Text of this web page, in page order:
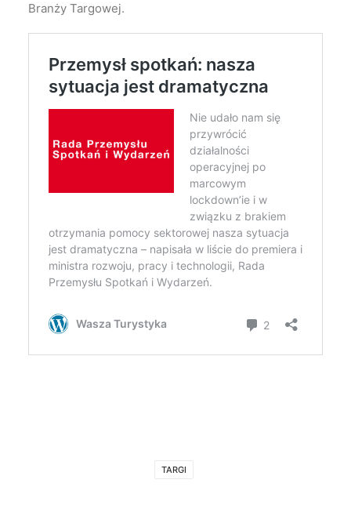
Branży Targowej.
TARGI